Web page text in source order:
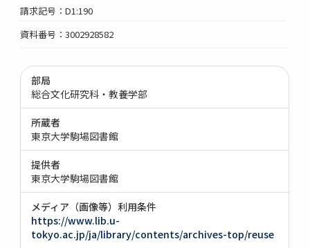
請求記号：D1:190
資料番号：3002928582
部局
総合文化研究科・教養学部
所蔵者
東京大学駒場図書館
提供者
東京大学駒場図書館
メディア（画像等）利用条件
https://www.lib.u-
tokyo.ac.jp/ja/library/contents/archives-top/reuse